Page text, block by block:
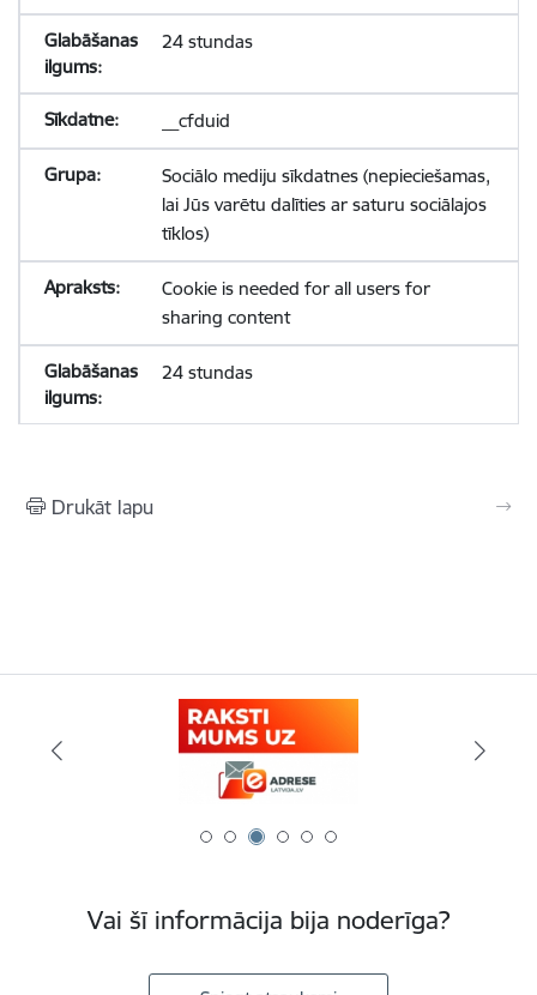
24 stundas
__cfduid
Sociālo mediju sīkdatnes (nepieciešamas,
lai Jūs varētu dalīties ar saturu sociālajos
tīklos)
Cookie is needed for all users for
sharing content
24 stundas
Drukāt lapu
Vai šī informācija bija noderīga?